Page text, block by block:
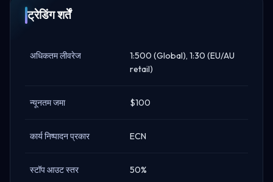
ट्रेडिंग शर्तें
अधिकतम लीवरेज
1:500 (Global), 1:30 (EU/AU
retail)
न्यूनतम जमा $100
कार्य निष्पादन प्रकार ECN
स्टॉप आउट स्तर 50%